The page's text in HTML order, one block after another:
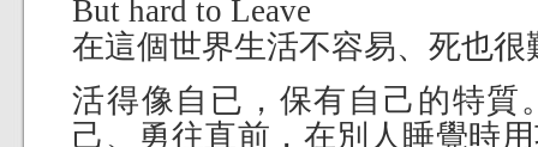
But hard to Leave
在這個世界生活不容易、死也很
活得像自已，保有自己的特質
己、勇往直前，在別人睡覺時